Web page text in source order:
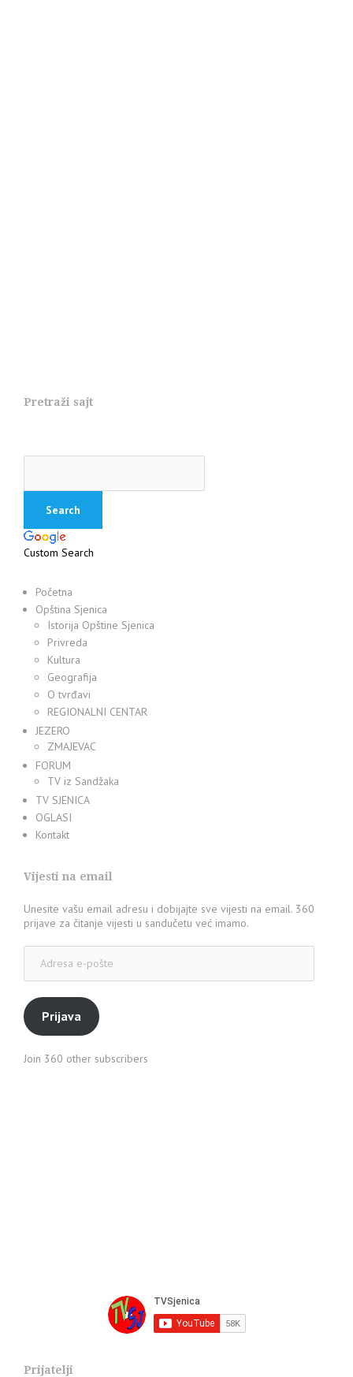
Pretraži sajt
Custom Search
Početna
Opština Sjenica
Istorija Opštine Sjenica
Privreda
Kultura
Geografija
O tvrđavi
REGIONALNI CENTAR
JEZERO
ZMAJEVAC
FORUM
TV iz Sandžaka
TV SJENICA
OGLASI
Kontakt
Vijesti na email
Unesite vašu email adresu i dobijajte sve vijesti na email. 360
prijave za čitanje vijesti u sandučetu već imamo.
pošte
Prijava
Join 360 other subscribers
Prijatelji